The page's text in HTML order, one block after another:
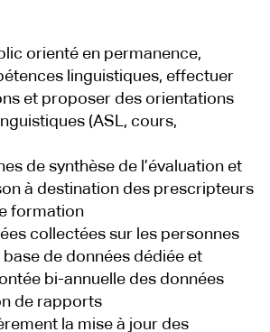
orienté en permanence,
linguistiques, effectuer
et proposer des orientations
(ASL, cours,
de synthèse de l’évaluation et
à destination des prescripteurs
formation
collectées sur les personnes
base de données dédiée et
bi-annuelle des données
de rapports
la mise à jour des